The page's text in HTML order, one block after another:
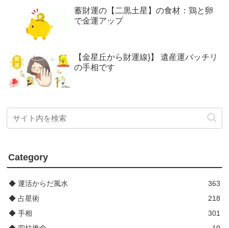
蓄財運の【二黒土星】の食材：鶏と卵
で金運アップ
【金星丘から財運線}】 遺産運バッチリ
の手相です
Category
◆ 運活からだ風水
363
◆ 占星術
218
◆ 手相
301